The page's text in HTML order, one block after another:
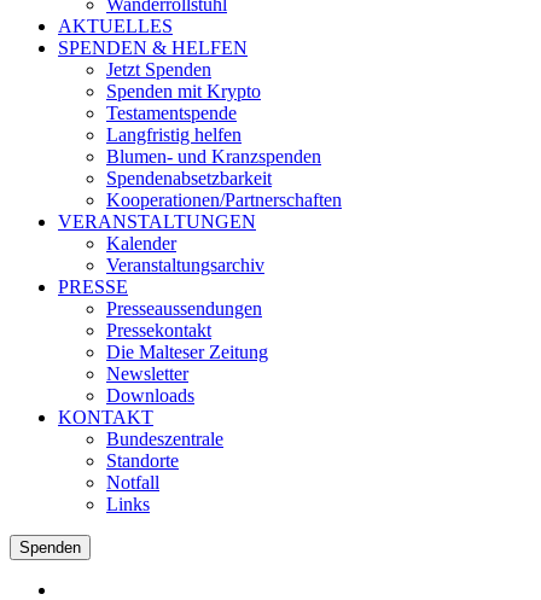
Wanderrollstuhl
AKTUELLES
SPENDEN & HELFEN
Jetzt Spenden
Spenden mit Krypto
Testamentspende
Langfristig helfen
Blumen- und Kranzspenden
Spendenabsetzbarkeit
Kooperationen/Partnerschaften
VERANSTALTUNGEN
Kalender
Veranstaltungsarchiv
PRESSE
Presseaussendungen
Pressekontakt
Die Malteser Zeitung
Newsletter
Downloads
KONTAKT
Bundeszentrale
Standorte
Notfall
Links
Spenden